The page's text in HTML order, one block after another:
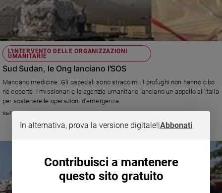
settimana
Migranti
Diversità
e
inclusione
Costume
Cultura
e
spettacoli
2026
Cinema,
streaming
Libri
L'INTERVENTO DELLE ORGANIZZAZIONI
UMANITARIE
Sud Sudan, le Ong lanciano l'SOS
Mancano medicine. Gli ospedali sono stracolmi. I profughi non hanno cibo
né coperte. I missionari e le agenzie umanitarie lanciano un appello all'Italia
per sostenere le operazioni d'emergenza.
Stefano Pasta
In alternativa, prova la versione digitale!|Abbonati
Contribuisci a mantenere
questo sito gratuito